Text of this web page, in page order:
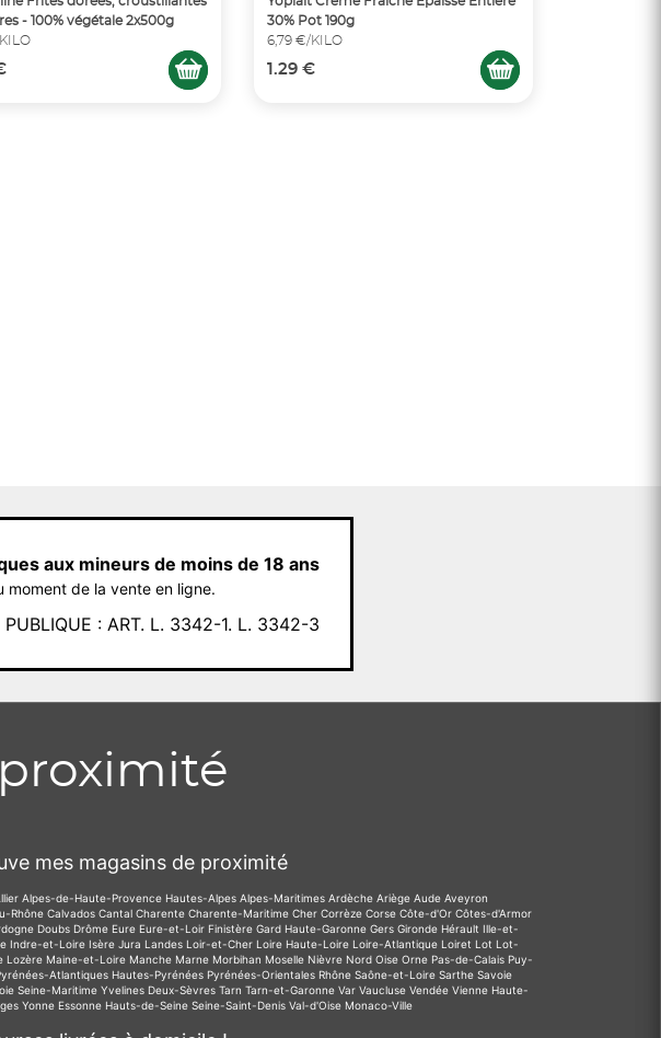
- 100% végétale 2x500g
30% Pot 190g
6,79 €/KILO
1.29 €
aux mineurs de moins de 18 ans
moment de la vente en ligne.
: ART. L. 3342-1. L. 3342-3
mes magasins de proximité
Alpes-de-Haute-Provence Hautes-Alpes Alpes-Maritimes Ardèche Ariège Aude Aveyron
Rhône Calvados Cantal Charente Charente-Maritime Cher Corrèze Corse Côte-d'Or Côtes-d'Armor
Doubs Drôme Eure Eure-et-Loir Finistère Gard Haute-Garonne Gers Gironde Hérault Ille-et-
Indre-et-Loire Isère Jura Landes Loir-et-Cher Loire Haute-Loire Loire-Atlantique Loiret Lot Lot-
Lozère Maine-et-Loire Manche Marne Morbihan Moselle Nièvre Nord Oise Orne Pas-de-Calais Puy-
Atlantiques Hautes-Pyrénées Pyrénées-Orientales Rhône Saône-et-Loire Sarthe Savoie
Seine-Maritime Yvelines Deux-Sèvres Tarn Tarn-et-Garonne Var Vaucluse Vendée Vienne Haute-
Yonne Essonne Hauts-de-Seine Seine-Saint-Denis Val-d'Oise Monaco-Ville